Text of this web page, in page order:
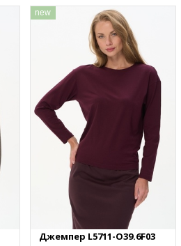
new
Джемпер L5711-O39.6F03